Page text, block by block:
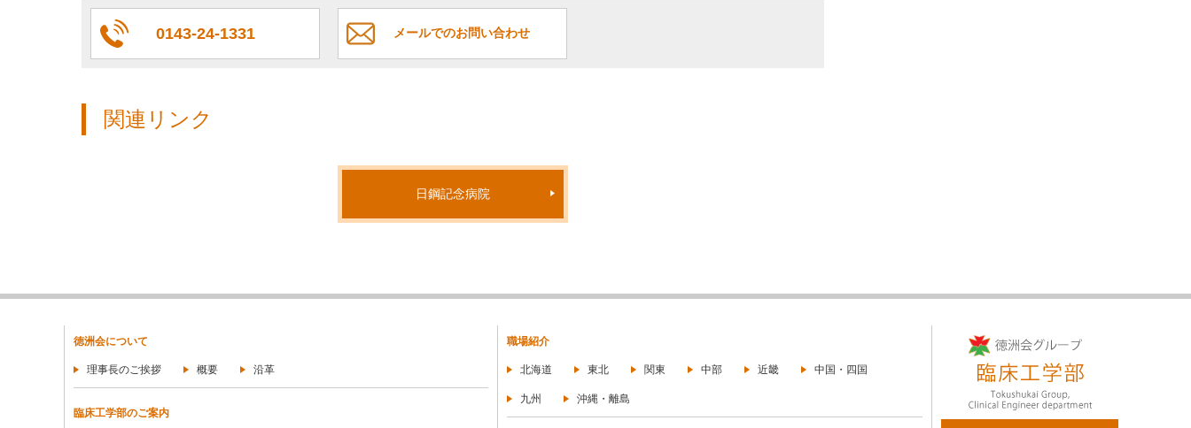
0143-24-1331 メールでのお問い合わせ
関連リンク
日鋼記念病院
徳洲会について
理事長のご挨拶 概要 沿革
臨床工学部のご案内
職場紹介
北海道 東北 関東 中部 近畿 中国・四国
九州 沖縄・離島